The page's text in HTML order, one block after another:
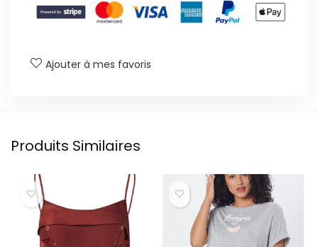
Ajouter à mes favoris
Produits Similaires